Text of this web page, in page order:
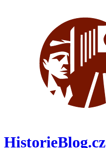
HistorieBlog.cz